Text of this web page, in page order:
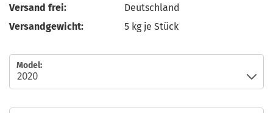
Versand frei:
Deutschland
Versandgewicht:
5 kg je Stück
Model: